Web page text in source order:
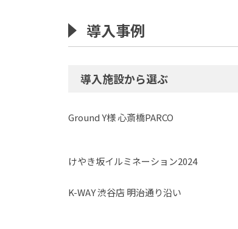
導入事例
導入施設から選ぶ
Ground Y様 心斎橋PARCO
けやき坂イルミネーション2024
K-WAY 渋谷店 明治通り沿い